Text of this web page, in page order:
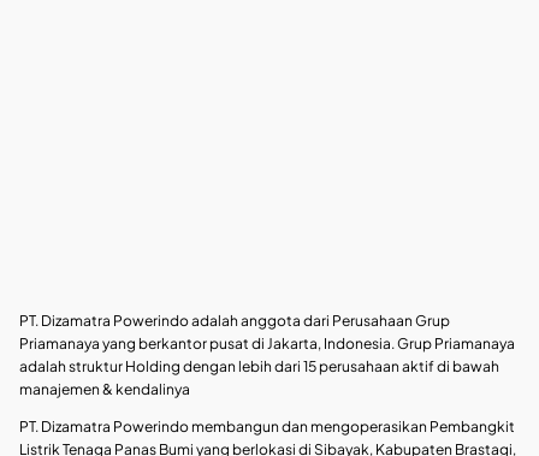
PT. Dizamatra Powerindo adalah anggota dari Perusahaan Grup
Priamanaya yang berkantor pusat di Jakarta, Indonesia. Grup Priamanaya
adalah struktur Holding dengan lebih dari 15 perusahaan aktif di bawah
manajemen & kendalinya
PT. Dizamatra Powerindo membangun dan mengoperasikan Pembangkit
Listrik Tenaga Panas Bumi yang berlokasi di Sibayak, Kabupaten Brastagi,